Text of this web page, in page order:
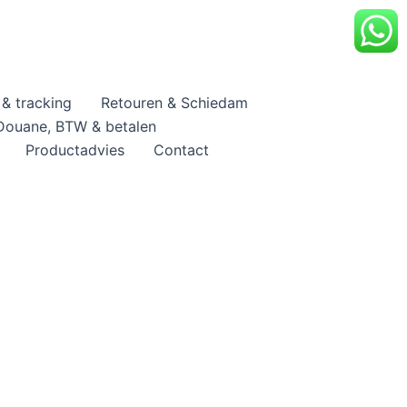
tracking
Retouren & Schiedam
BTW & betalen
Productadvies
Contact